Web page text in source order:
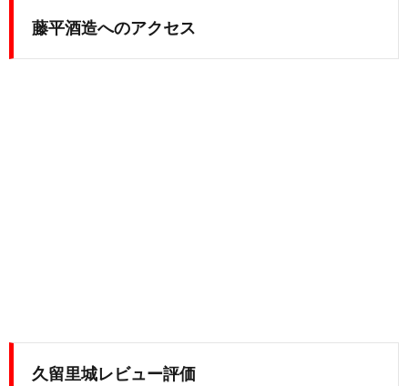
藤平酒造へのアクセス
久留里城レビュー評価